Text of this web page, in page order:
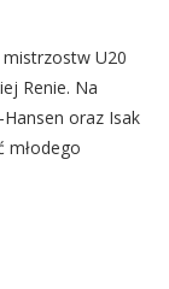
mistrzostw U20
Renie. Na
oraz Isak
młodego